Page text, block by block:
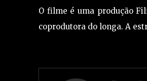
O filme é uma produção
coprodutora do longa. A